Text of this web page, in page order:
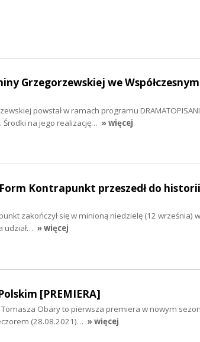
Grzegorzewskiej we Współczesnym
powstał w ramach programu
na jego realizację… » więcej
Kontrapunkt przeszedł do historii
zakończył się w minioną niedzielę (12 września) w
udział… » więcej
[PREMIERA]
Obary to pierwsza premiera w nowym
(28.08.2021)… » więcej